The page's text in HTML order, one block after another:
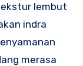
lembut
indra
merasa